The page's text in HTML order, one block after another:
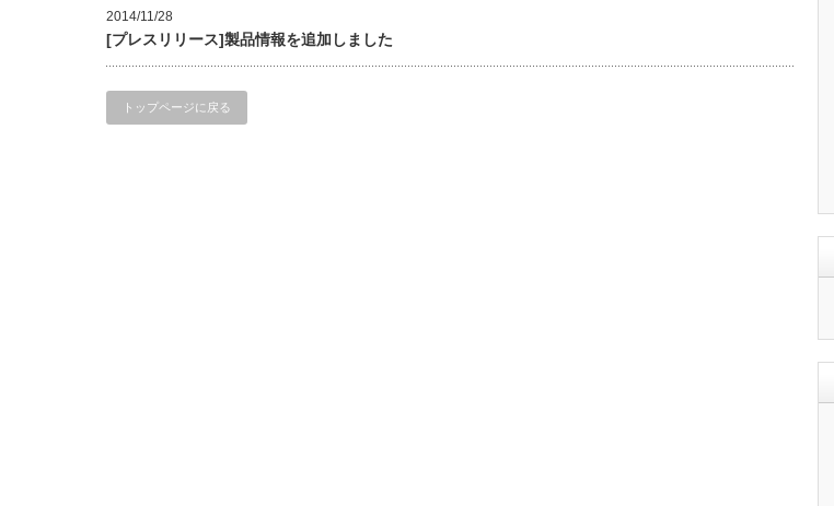
2014/11/28
[プレスリリース]製品情報を追加しました
トップページに戻る